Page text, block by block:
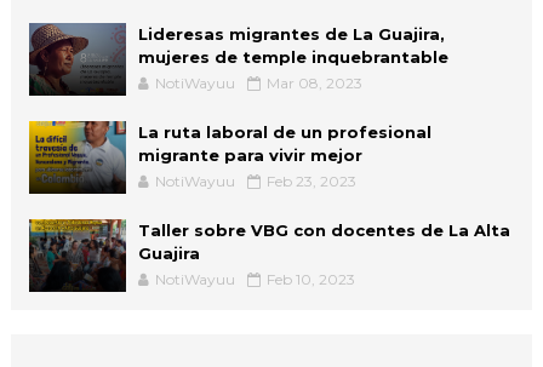
Lideresas migrantes de La Guajira,
mujeres de temple inquebrantable
NotiWayuu Mar 08, 2023
La ruta laboral de un profesional
migrante para vivir mejor
NotiWayuu Feb 23, 2023
Taller sobre VBG con docentes de La Alta
Guajira
NotiWayuu Feb 10, 2023